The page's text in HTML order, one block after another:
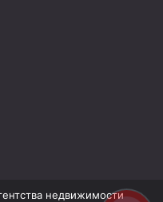
недвижимости